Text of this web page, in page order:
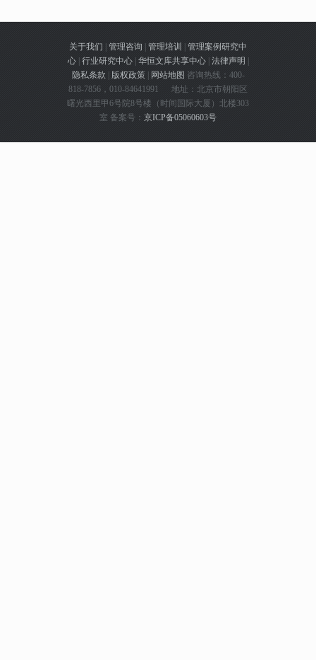
关于我们 管理咨询 管理培训
管理案例研究中
心| 行业研究中心| 华恒文库共享中心| 法律声明
隐私条款
版权政策| 网站地图 咨询热线：400-
818-7856，010-84641991 地址：北京市朝阳区
曙光西里甲6号院8号楼（时间国际大厦）北楼303
室 备案号： 京ICP备05060603号